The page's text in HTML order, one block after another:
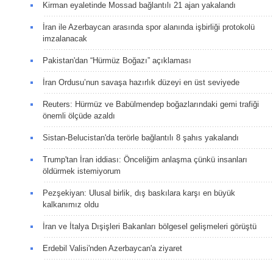
Kirman eyaletinde Mossad bağlantılı 21 ajan yakalandı
İran ile Azerbaycan arasında spor alanında işbirliği protokolü
imzalanacak
Pakistan'dan “Hürmüz Boğazı” açıklaması
İran Ordusu’nun savaşa hazırlık düzeyi en üst seviyede
Reuters: Hürmüz ve Babülmendep boğazlarındaki gemi trafiği
önemli ölçüde azaldı
Sistan-Belucistan'da terörle bağlantılı 8 şahıs yakalandı
Trump'tan İran iddiası: Önceliğim anlaşma çünkü insanları
öldürmek istemiyorum
Pezşekiyan: Ulusal birlik, dış baskılara karşı en büyük
kalkanımız oldu
İran ve İtalya Dışişleri Bakanları bölgesel gelişmeleri görüştü
Erdebil Valisi'nden Azerbaycan'a ziyaret